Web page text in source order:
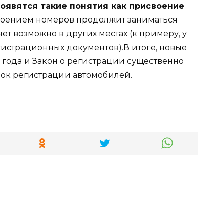
такие понятия как присвоение
номеров продолжит заниматься
возможно в других местах (к примеру, у
документов).В итоге, новые
и Закон о регистрации существенно
регистрации автомобилей.